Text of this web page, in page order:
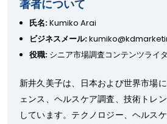
著者について
氏名:Kumiko Arai
ビジネスメール:
役職: シニア市場調査コンテンツライ
新井久美子は、日本および世界市場
ェンス、ヘルスケア調査、技術トレ
しています。テクノロジー、ヘルス